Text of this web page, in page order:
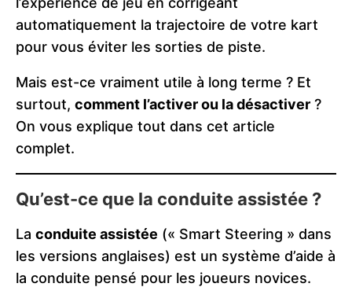
automatiquement la trajectoire de votre kart
pour vous éviter les sorties de piste.
Mais est-ce vraiment utile à long terme ? Et
surtout, comment l’activer ou la désactiver ?
On vous explique tout dans cet article
complet.
Qu’est-ce que la conduite assistée ?
La conduite assistée (« Smart Steering » dans
les versions anglaises) est un système d’aide à
la conduite pensé pour les joueurs novices.